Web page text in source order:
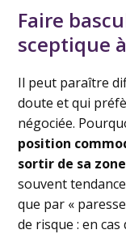
Faire
sceptique
Il peut paraître
doute et qui
négociée.
position
sortir de sa
souvent
que par «
de risque : en